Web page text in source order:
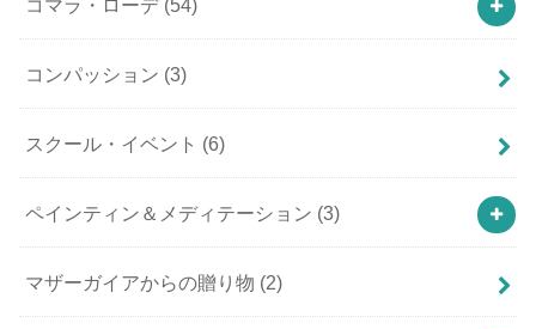
コマラ・ローデ (54)
コンパッション (3)
スクール・イベント (6)
ペインティン＆メディテーション (3)
マザーガイアからの贈り物 (2)